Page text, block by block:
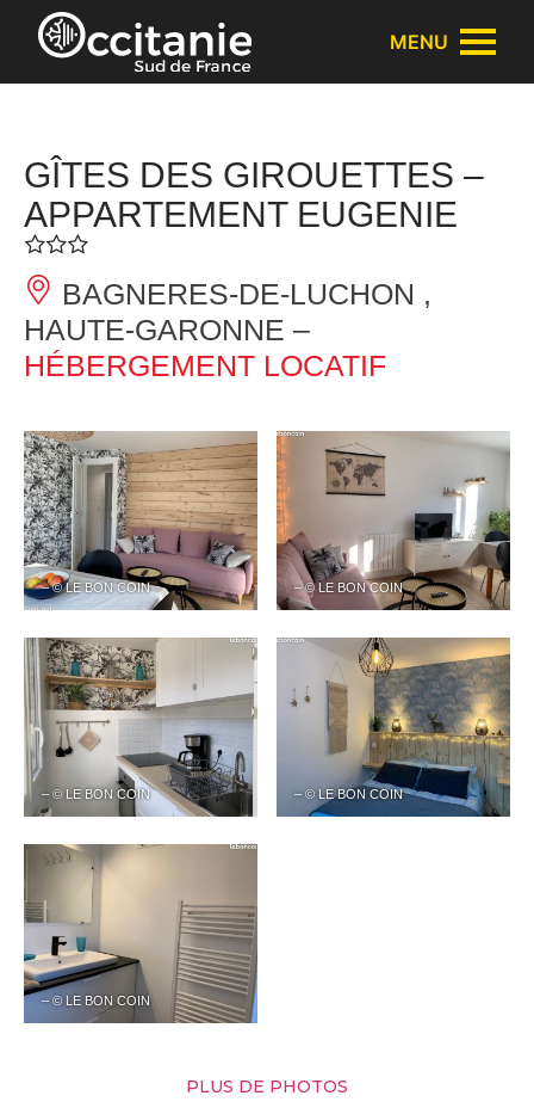
Panneau de gestion des cookies
MENU
GÎTES DES GIROUETTES –
APPARTEMENT EUGENIE
BAGNERES-DE-LUCHON ,
HAUTE-GARONNE –
HÉBERGEMENT LOCATIF
– © LE BON COIN – © LE BON COIN
– © LE BON COIN – © LE BON COIN
– © LE BON COIN
PLUS DE PHOTOS